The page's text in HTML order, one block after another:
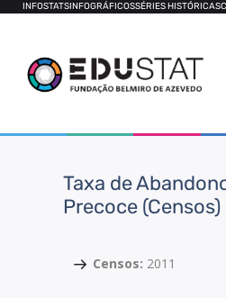
INFOSTATSINFOGRÁFICOSSÉRIES HISTÓRICAS
Taxa de
Precoce (Censos)
Censos: 2011